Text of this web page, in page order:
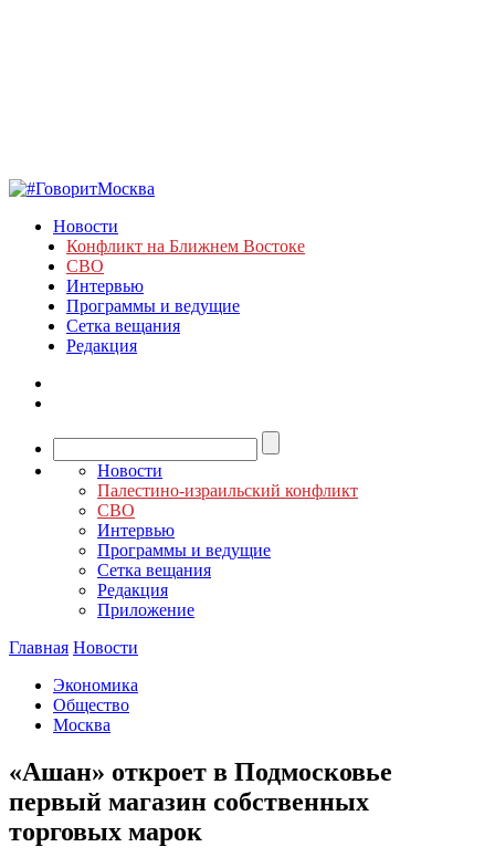
Новости
Конфликт на Ближнем Востоке
СВО
Интервью
Программы и ведущие
Сетка вещания
Редакция
Новости
Палестино-израильский конфликт
СВО
Интервью
Программы и ведущие
Сетка вещания
Редакция
Приложение
Главная Новости
Экономика
Общество
Москва
«Ашан» откроет в Подмосковье
первый магазин собственных
торговых марок